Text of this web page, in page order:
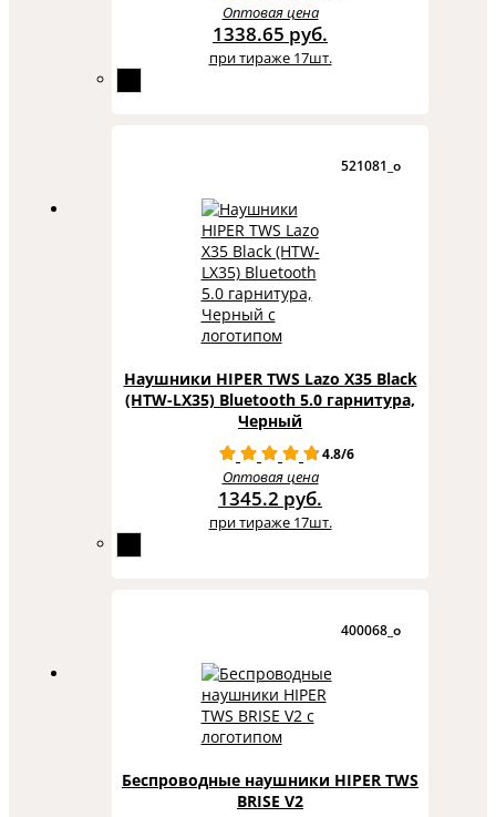
Оптовая цена
1338.65 руб.
при тираже 17шт.
521081_o
Наушники HIPER TWS Lazo X35 Black
(HTW-LX35) Bluetooth 5.0 гарнитура,
Черный
4.8/6
Оптовая цена
1345.2 руб.
при тираже 17шт.
400068_o
Беспроводные наушники HIPER TWS
BRISE V2